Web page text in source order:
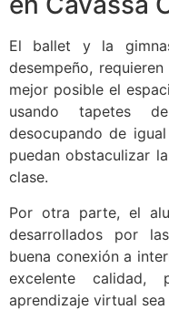
El ballet y la
desempeño,
mejor posible el
usando tapetes
desocupando de
puedan obstaculizar
clase.
Por otra parte, el
desarrollados por
buena conexión a
excelente
aprendizaje virtual